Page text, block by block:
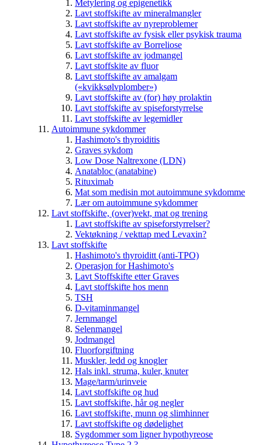
Metylering og epigenetikk
Lavt stoffskifte av mineralmangler
Lavt stoffskifte av nyreproblemer
Lavt stoffskifte av fysisk eller psykisk trauma
Lavt stoffskifte av Borreliose
Lavt stoffskifte av jodmangel
Lavt stoffskite av fluor
Lavt stoffskifte av amalgam
(«kvikksølvplomber»)
Lavt stoffskifte av (for) høy prolaktin
Lavt stoffskifte av spiseforstyrrelse
Lavt stoffskifte av legemidler
Autoimmune sykdommer
Hashimoto's thyroiditis
Graves sykdom
Low Dose Naltrexone (LDN)
Anatabloc (anatabine)
Rituximab
Mat som medisin mot autoimmune sykdomme
Lær om autoimmune sykdommer
Lavt stoffskifte, (over)vekt, mat og trening
Lavt stoffskifte av spiseforstyrrelser?
Vektøkning / vekttap med Levaxin?
Lavt stoffskifte
Hashimoto's thyroiditt (anti-TPO)
Operasjon for Hashimoto's
Lavt Stoffskifte etter Graves
Lavt stoffskifte hos menn
TSH
D-vitaminmangel
Jernmangel
Selenmangel
Jodmangel
Fluorforgiftning
Muskler, ledd og knogler
Hals inkl. struma, kuler, knuter
Mage/tarm/urinveie
Lavt stoffskifte og hud
Lavt stoffskifte, hår og negler
Lavt stoffskifte, munn og slimhinner
Lavt stoffskifte og dødelighet
Sygdommer som ligner hypothyreose